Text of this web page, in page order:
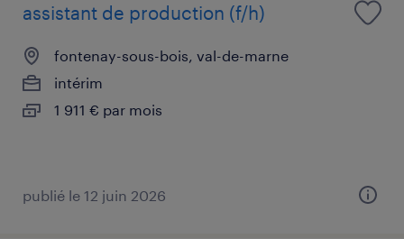
assistant de production (f/h)
fontenay-sous-bois, val-de-marne
intérim
1 911 € par mois
publié le 12 juin 2026